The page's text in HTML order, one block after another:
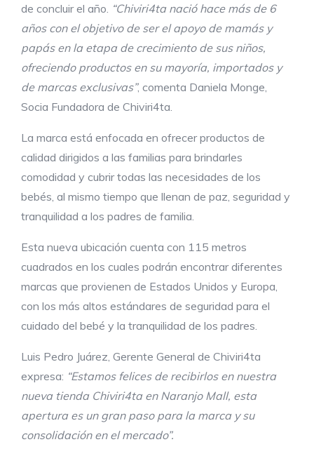
de concluir el año. “Chiviri4ta nació hace más de 6
años con el objetivo de ser el apoyo de mamás y
papás en la etapa de crecimiento de sus niños,
ofreciendo productos en su mayoría, importados y
de marcas exclusivas”, comenta Daniela Monge,
Socia Fundadora de Chiviri4ta.
La marca está enfocada en ofrecer productos de
calidad dirigidos a las familias para brindarles
comodidad y cubrir todas las necesidades de los
bebés, al mismo tiempo que llenan de paz, seguridad y
tranquilidad a los padres de familia.
Esta nueva ubicación cuenta con 115 metros
cuadrados en los cuales podrán encontrar diferentes
marcas que provienen de Estados Unidos y Europa,
con los más altos estándares de seguridad para el
cuidado del bebé y la tranquilidad de los padres.
Luis Pedro Juárez, Gerente General de Chiviri4ta
expresa: “Estamos felices de recibirlos en nuestra
nueva tienda Chiviri4ta en Naranjo Mall, esta
apertura es un gran paso para la marca y su
consolidación en el mercado”.